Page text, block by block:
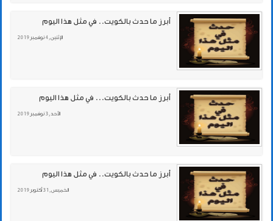
أبرز ما حدث بالكويت.. في مثل هذا اليوم
الإثنين , 4 نوفمبر 2019
أبرز ما حدث بالكويت... في مثل هذا اليوم
الأحد , 3 نوفمبر 2019
أبرز ما حدث بالكويت.. في مثل هذا اليوم
الخميس , 31 أكتوبر 2019